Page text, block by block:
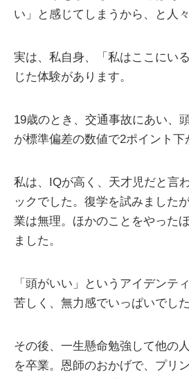
い」と感じてしまうから、と人
実は、私自身、「私はここにい
じた体験があります。
19歳のとき、交通事故にあい、
が標準偏差の数値で2ポイント下
私は、IQが高く、天才児だと言
ックでした。復学を試みました
業は無理。ほかのことをやった
ました。
「頭がいい」というアイデンテ
苦しく、無力感でいっぱいでした
その後、一生懸命勉強して他の
を卒業。恩師のおかげで、プリ